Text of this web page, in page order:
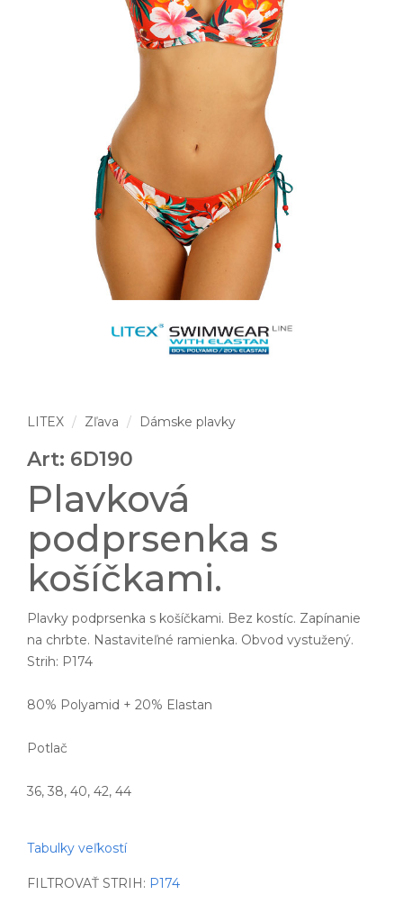
LITEX Zľava Dámske plavky
Art: 6D190
Plavková
podprsenka s
košíčkami.
Plavky podprsenka s košíčkami. Bez kostíc. Zapínanie
na chrbte. Nastaviteľné ramienka. Obvod vystužený.
Strih: P174
80% Polyamid + 20% Elastan
Potlač
36, 38, 40, 42, 44
Tabulky veľkostí
FILTROVAŤ STRIH: P174